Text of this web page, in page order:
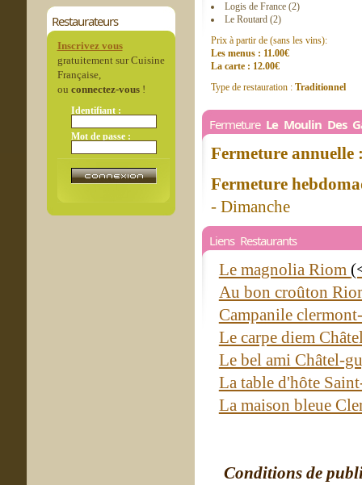
Restaurateurs
Inscrivez vous
gratuitement sur Cuisine
Française,
ou connectez-vous!
Identifiant :
Mot de passe :
Logis de France (2)
Le Routard (2)
Prix à partir de (sans les vins):
Les menus : 11.00€
La carte : 12.00€
Type de restauration : Traditionnel
Fermeture Le Moulin Des
Fermeture annuelle
Fermeture
- Dimanche
Liens Restaurants
Le magnolia Riom
Au bon croûton
Campanile
Le carpe diem
Le bel ami Châtel-
La table d'hôte
La maison bleue
Conditions de